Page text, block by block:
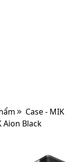
Case - MIK
Aion Black